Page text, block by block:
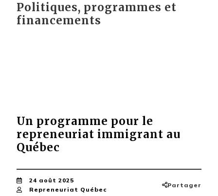
Politiques, programmes et
financements
Un programme pour le
repreneuriat immigrant au
Québec
24 août 2025
Repreneuriat Québec
Partager